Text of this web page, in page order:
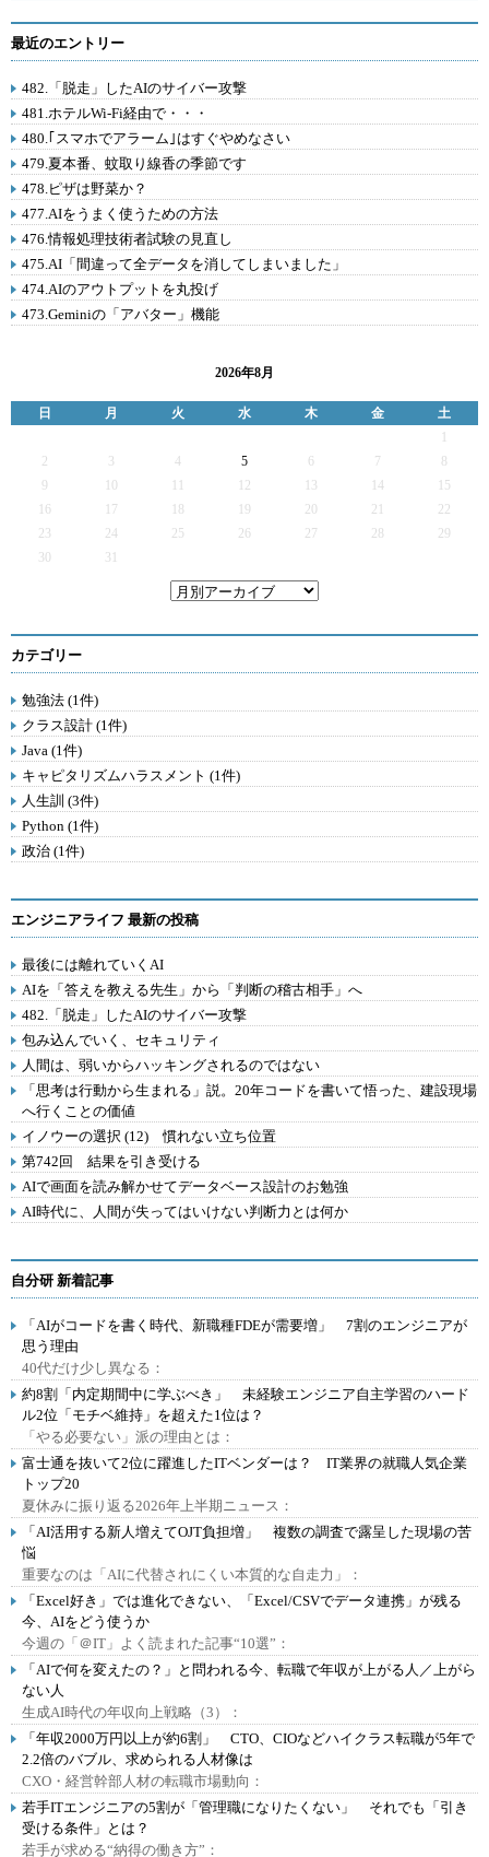
最近のエントリー
482.「脱走」したAIのサイバー攻撃
481.ホテルWi-Fi経由で・・・
480.｢スマホでアラーム｣はすぐやめなさい
479.夏本番、蚊取り線香の季節です
478.ピザは野菜か？
477.AIをうまく使うための方法
476.情報処理技術者試験の見直し
475.AI「間違って全データを消してしまいました」
474.AIのアウトプットを丸投げ
473.Geminiの「アバター」機能
2026年8月
日 月 火 水 木 金
土
2
3 4 5 6 7
9
12 13 14
15
16
17 19 20 21
22
23
24 25 26 27 28
29
30
31
カテゴリー
勉強法 (1件)
クラス設計 (1件)
Java (1件)
キャピタリズムハラスメント (1件)
人生訓 (3件)
Python (1件)
政治 (1件)
エンジニアライフ 最新の投稿
最後には離れていくAI
AIを「答えを教える先生」から「判断の稽古相手」へ
482.「脱走」したAIのサイバー攻撃
包み込んでいく、セキュリティ
人間は、弱いからハッキングされるのではない
「思考は行動から生まれる」説。20年コードを書いて悟った、建設現場
へ行くことの価値
イノウーの選択 (12) 慣れない立ち位置
第742回 結果を引き受ける
AIで画面を読み解かせてデータベース設計のお勉強
AI時代に、人間が失ってはいけない判断力とは何か
自分研 新着記事
「AIがコードを書く時代、新職種FDEが需要増」 7割のエンジニアが
思う理由
40代だけ少し異なる：
約8割「内定期間中に学ぶべき」 未経験エンジニア自主学習のハード
ル2位「モチベ維持」を超えた1位は？
「やる必要ない」派の理由とは：
富士通を抜いて2位に躍進したITベンダーは？ IT業界の就職人気企業
トップ20
夏休みに振り返る2026年上半期ニュース：
「AI活用する新人増えてOJT負担増」 複数の調査で露呈した現場の苦
悩
重要なのは「AIに代替されにくい本質的な自走力」：
「Excel好き」では進化できない、「Excel/CSVでデータ連携」が残る
今、AIをどう使うか
今週の「＠IT」よく読まれた記事“10選”：
「AIで何を変えたの？」と問われる今、転職で年収が上がる人／上がら
ない人
生成AI時代の年収向上戦略（3）：
「年収2000万円以上が約6割」 CTO、CIOなどハイクラス転職が5年で
2.2倍のバブル、求められる人材像は
CXO・経営幹部人材の転職市場動向：
若手ITエンジニアの5割が「管理職になりたくない」 それでも「引き
受ける条件」とは？
若手が求める“納得の働き方”：